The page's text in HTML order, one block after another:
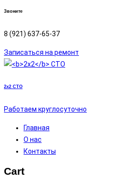
Звоните
8 (921) 637-65-37
Записаться на ремонт
2x2 СТО
Работаем круглосуточно
Главная
О нас
Контакты
Cart